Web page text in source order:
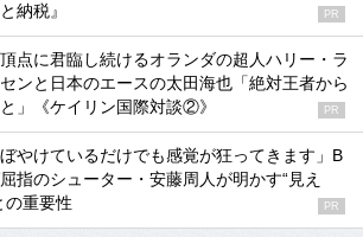
納税』
PR
点に君臨し続けるオランダの超人ハリー・ラ
ンと日本のエースの太田海也「絶対王者から
」《ケイリン国際対談②》
PR
ぼやけているだけでも感覚が狂ってきます」B
指のシューター・安藤周人が明かす“見え
の重要性
PR